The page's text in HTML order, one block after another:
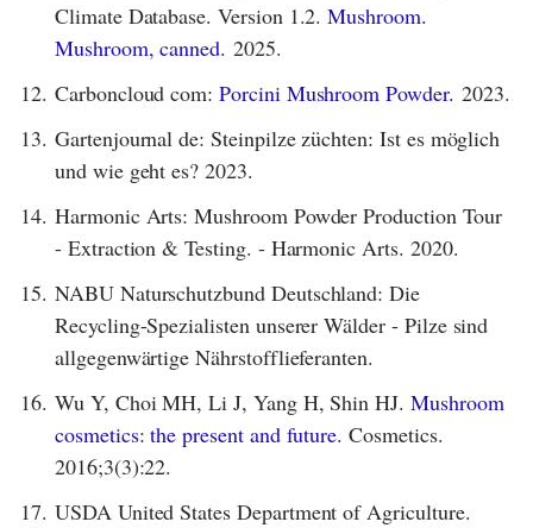
Climate Database. Version 1.2.Mushroom.
Mushroom, canned. 2025.
12. Carboncloud com:Porcini Mushroom Powder. 2023.
13. Gartenjournal de: Steinpilze züchten: Ist es möglich
und wie geht es? 2023.
14. Harmonic Arts: Mushroom Powder Production Tour
- Extraction & Testing. - Harmonic Arts. 2020.
15. NABU Naturschutzbund Deutschland: Die
Recycling-Spezialisten unserer Wälder - Pilze sind
allgegenwärtige Nährstofflieferanten.
16. Wu Y, Choi MH, Li J, Yang H, Shin HJ. Mushroom
cosmetics: the present and future. Cosmetics.
2016;3(3):22.
17. USDA United States Department of Agriculture.